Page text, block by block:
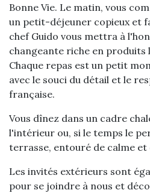
Bonne Vie. Le matin, vous
un petit-déjeuner copieux et
chef Guido vous mettra à
changeante riche en produits
Chaque repas est un petit
avec le souci du détail et le
française.
Vous dînez dans un cadre
l'intérieur ou, si le temps le
terrasse, entouré de calme et
Les invités extérieurs sont
pour se joindre à nous et